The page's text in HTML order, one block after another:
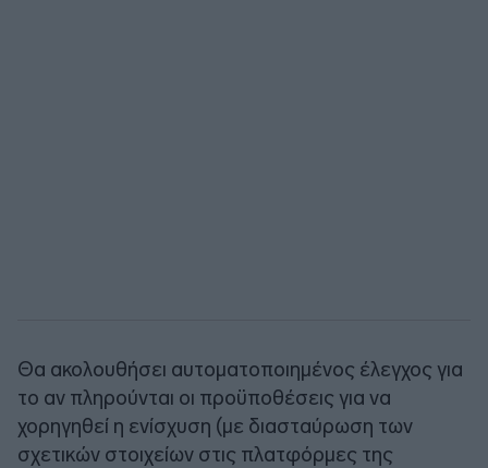
Θα ακολουθήσει αυτοματοποιημένος έλεγχος για
το αν πληρούνται οι προϋποθέσεις για να
χορηγηθεί η ενίσχυση (με διασταύρωση των
σχετικών στοιχείων στις πλατφόρμες της